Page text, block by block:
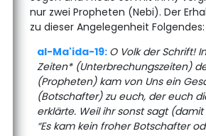
nur zwei Propheten (Nebi). Der
zu dieser Angelegenheit Folgendes:
al-Ma'ida-19: O Volk der Schrift!
Zeiten* (Unterbrechungszeiten)
(Propheten) kam von Uns ein
(Botschafter) zu euch, der euch
erklärte. Weil ihr sonst sagt
“Es kam kein froher Botschafter